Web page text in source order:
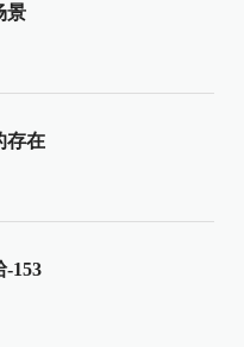
景
存在
-153